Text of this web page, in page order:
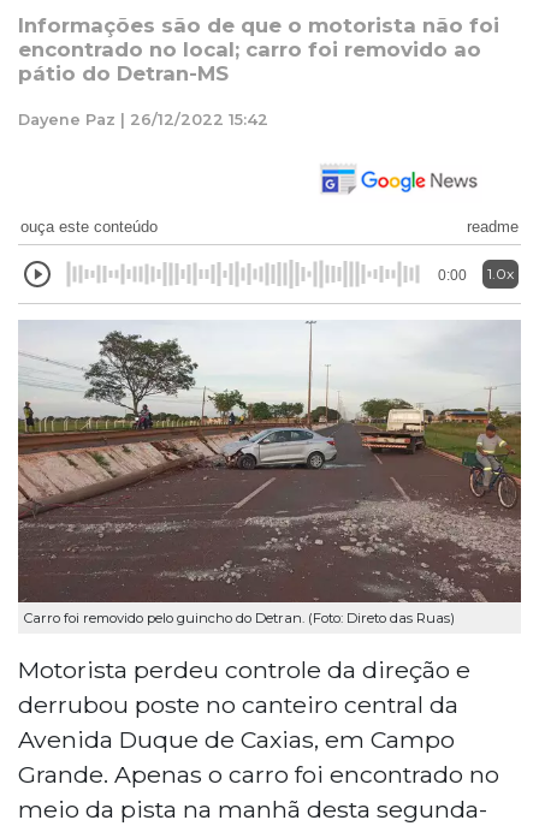
Informações são de que o motorista não foi
encontrado no local; carro foi removido ao
pátio do Detran-MS
Dayene Paz | 26/12/2022 15:42
ouça este conteúdo readme
0:00 1.0x
Carro foi removido pelo guincho do Detran. (Foto: Direto das Ruas)
Motorista perdeu controle da direção e
derrubou poste no canteiro central da
Avenida Duque de Caxias, em Campo
Grande. Apenas o carro foi encontrado no
meio da pista na manhã desta segunda-